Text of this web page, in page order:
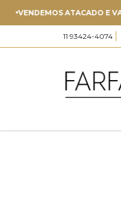
ATACADO E VAREJO
11 93424-4074